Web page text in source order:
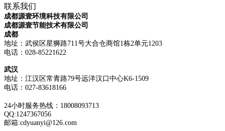
联系我们
成都源壹环境科技有限公司
成都源壹节能技术有限公司
成都
地址：武侯区星狮路711号大合仓商馆1栋2单元1203
电话：028-85221622
武汉
地址：江汉区常青路79号远洋汉口中心K6-1509
电话： 027-83618166
24小时服务热线：18008093713
QQ:1247367056
邮箱:cdyuanyi@126.com